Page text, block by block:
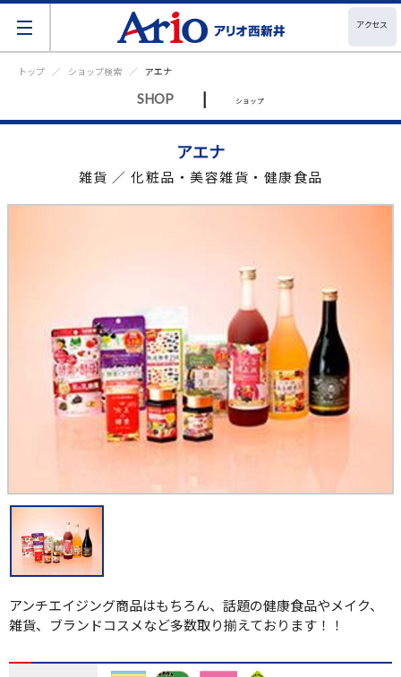
アクセス
トップ ショップ検索 アエナ
SHOP | ショップ
アエナ
雑貨 ／ 化粧品・美容雑貨・健康食品
アンチエイジング商品はもちろん、話題の健康食品やメイク、
雑貨、ブランドコスメなど多数取り揃えております！！